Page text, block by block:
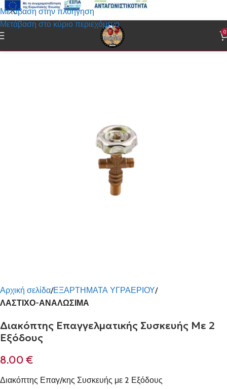
Μετάβαση στην πλοήγηση
Μετάβαση στο κύριο περιεχόμενο
0
Αρχική σελίδα ΕΞΑΡΤΗΜΑΤΑ ΥΓΡΑΕΡΙΟΥ
ΛΑΣΤΙΧΟ-ΑΝΑΛΩΣΙΜΑ
Διακόπτης Επαγγελματικής Συσκευής Με 2
Εξόδους
8.00€
Διακόπτης Επαγ/κης Συσκευής με 2 Εξόδους